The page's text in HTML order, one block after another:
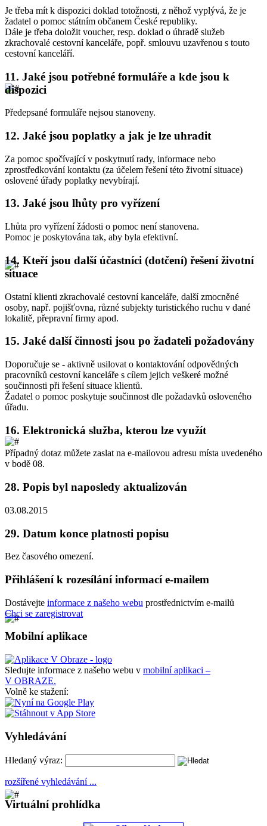
Je třeba mít k dispozici doklad totožnosti, z něhož vyplývá, že je
žadatel o pomoc státním občanem České republiky.
Dále je třeba doložit voucher, resp. doklad o úhradě služeb
zkrachovalé cestovní kanceláře, popř. smlouvu uzavřenou s touto
cestovní kanceláří.
11. Jaké jsou potřebné formuláře a kde jsou k
dispozici
Předepsané formuláře nejsou stanoveny.
12. Jaké jsou poplatky a jak je lze uhradit
Za pomoc spočívající v poskytnutí rady, informace nebo
zprostředkování kontaktu (za účelem řešení této životní situace)
oslovené úřady poplatky nevybírají.
13. Jaké jsou lhůty pro vyřízení
Lhůta pro vyřízení žádosti o pomoc není stanovena.
Pomoc je poskytována tak, aby byla efektivní.
14. Kteří jsou další účastníci (dotčení) řešení životní
situace
Ostatní klienti zkrachovalé cestovní kanceláře, další zmocněné
osoby, např. pojišťovna, různé subjekty turistického ruchu v dané
lokalitě, přepravní firmy apod.
15. Jaké další činnosti jsou po žadateli požadovány
Doporučuje se - aktivně usilovat o kontaktování odpovědných
pracovníků cestovní kanceláře s cílem jejich veškeré možné
součinnosti při řešení situace klientů.
Žadatel o pomoc poskytuje součinnost dle požadavků osloveného
úřadu.
16. Elektronická služba, kterou lze využít
Případný dotaz můžete zaslat na e-mailovou adresu místa uvedeného
v bodě 08.
28. Popis byl naposledy aktualizován
03.08.2015
29. Datum konce platnosti popisu
Bez časového omezení.
Přihlášení k rozesílání informací e-mailem
Dostávejte informace z našeho webu prostřednictvím e-mailů
Chci se zaregistrovat
Mobilní aplikace
Sledujte informace z našeho webu v mobilní aplikaci –
V OBRAZE.
Volně ke stažení:
Vyhledávání
Hledaný výraz:
rozšířené vyhledávání ...
Virtuální prohlídka